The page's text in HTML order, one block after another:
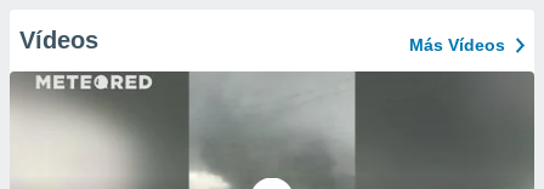
Vídeos Más Vídeos